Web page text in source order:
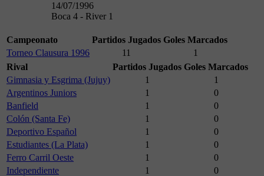
14/07/1996
Boca 4 - River 1
Campeonato Partidos Jugados Goles Marcados
Torneo Clausura 1996
11
1
Rival
Partidos Jugados Goles Marcados
Gimnasia y Esgrima (Jujuy)
1
1
Argentinos Juniors
1
0
Banfield
1
0
Colón (Santa Fe)
1
0
Deportivo Español
1
0
Estudiantes (La Plata)
1
0
Ferro Carril Oeste
1
0
Independiente
1 0